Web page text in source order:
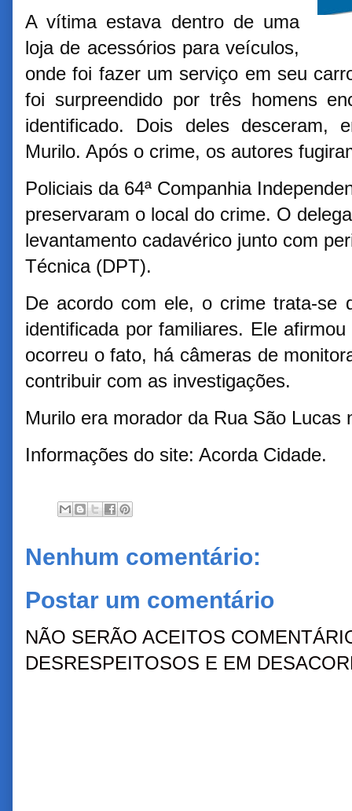
A vítima estava dentro de uma
loja de acessórios para veículos,
onde foi fazer um serviço em seu
foi surpreendido por três homens
identificado. Dois deles desceram,
Murilo. Após o crime, os autores
Policiais da 64ª Companhia
preservaram o local do crime. O
levantamento cadavérico junto com
Técnica (DPT).
De acordo com ele, o crime trata-se
identificada por familiares. Ele
ocorreu o fato, há câmeras de
contribuir com as investigações.
Murilo era morador da Rua São Lucas
Informações do site: Acorda Cidade.
Nenhum comentário:
Postar um comentário
NÃO SERÃO ACEITOS
DESRESPEITOSOS E EM